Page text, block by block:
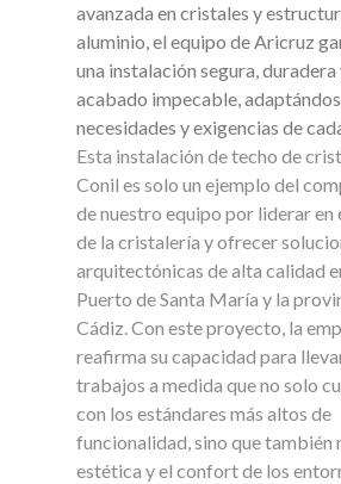
avanzada en cristales y
aluminio, el equipo de Aricruz
una instalación segura, duradera
acabado impecable,
necesidades y exigencias de
Esta instalación de techo de
Conil es solo un ejemplo del
de nuestro equipo por liderar en
de la cristalería y ofrecer
arquitectónicas de alta calidad
Puerto de Santa María y la
Cádiz. Con este proyecto, la
reafirma su capacidad para
trabajos a medida que no solo
con los estándares más altos de
funcionalidad, sino que también
estética y el confort de los